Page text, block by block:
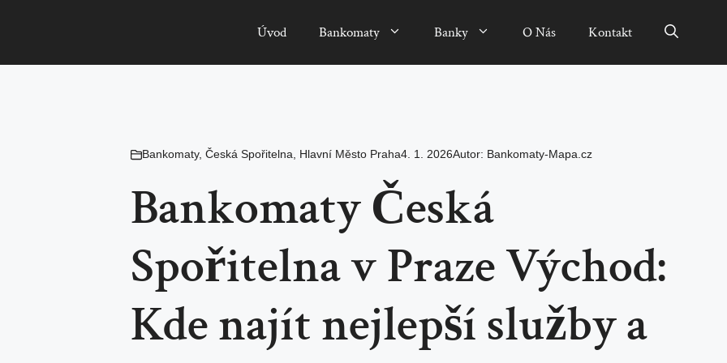
Úvod Bankomaty Banky O Nás Kontakt
Bankomaty, Česká Spořitelna Hlavní Město Praha4. 1. 2026Autor: Bankomaty-Mapa.cz
Bankomaty Česká
Spořitelna v Praze Východ:
Kde najít nejlepší služby a